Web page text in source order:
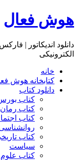
هوش فعال
دانلود اندیکاتور |
الکترونیکی
خانه
کتابخانه هوش
دانلود کتاب
کتاب
کتاب
کتاب
کتاب
سیاست
کتاب علوم